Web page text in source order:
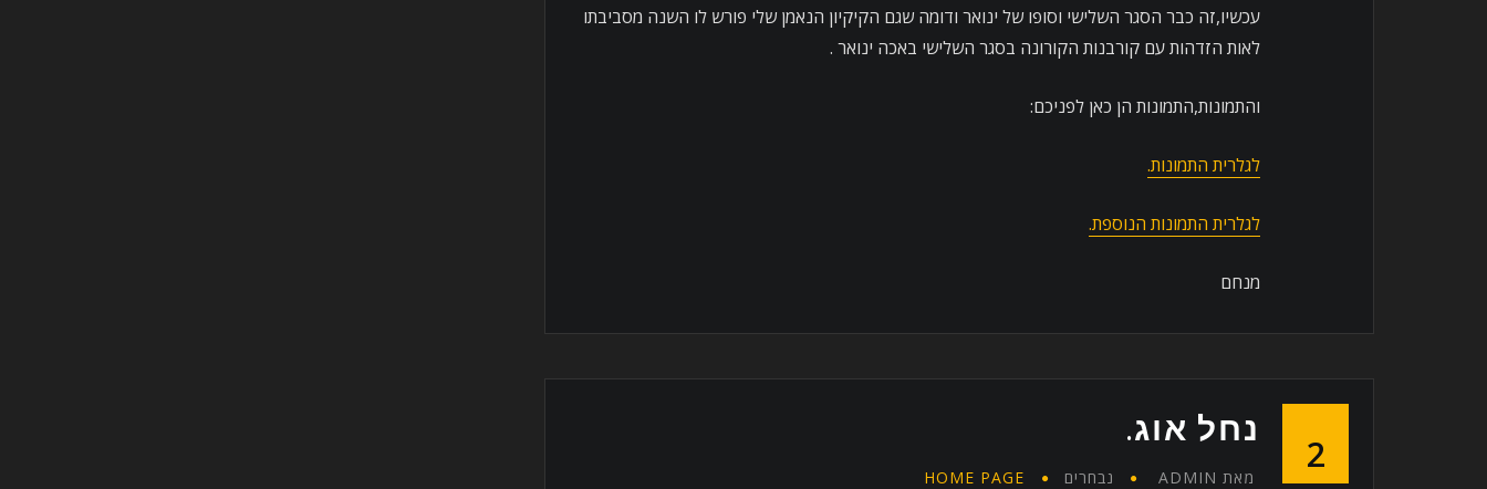
עכשיו,זה כבר הסגר השלישי וסופו של ינואר ודומה שגם הקיקיון הנאמן שלי פורש לו השנה מסביבתו
לאות הזדהות עם קורבנות הקורונה בסגר השלישי באכה ינואר .
והתמונות,התמונות הן כאן לפניכם:
לגלרית התמונות.
לגלרית התמונות הנוספת.
מנחם
2
נחל אוג.
מאת ADMIN נבחרים HOME PAGE